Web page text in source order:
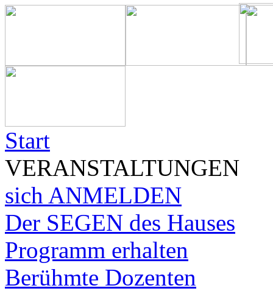
Start
VERANSTALTUNGEN
sich ANMELDEN
Der SEGEN des Hauses
Programm erhalten
Berühmte Dozenten